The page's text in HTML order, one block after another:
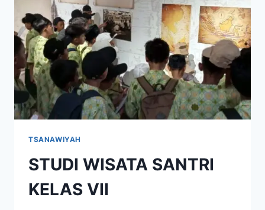
TSANAWIYAH
STUDI WISATA SANTRI
KELAS VII